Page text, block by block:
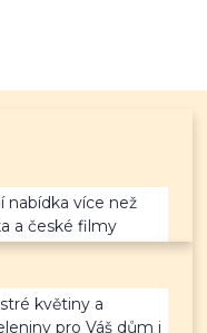
více než
a české filmy
květiny a
pro Váš dům i